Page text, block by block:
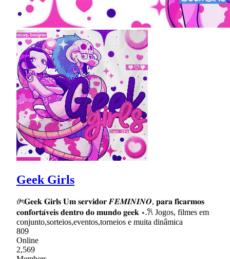
Geek Girls
𝜗ৎ𝐆𝐞𝐞𝐤 𝐆𝐢𝐫𝐥𝐬 𝐔𝐦 𝐬𝐞𝐫𝐯𝐢𝐝𝐨𝐫 𝑭𝑬𝑴𝑰𝑵𝑰𝑵𝑶, 𝐩𝐚𝐫𝐚 𝐟𝐢𝐜𝐚𝐫𝐦𝐨𝐬
𝐜𝐨𝐧𝐟𝐨𝐫𝐭𝐚́𝐯𝐞𝐢𝐬 𝐝𝐞𝐧𝐭𝐫𝐨 𝐝𝐨 𝐦𝐮𝐧𝐝𝐨 𝐠𝐞𝐞𝐤 ⋆.𐙚 Jogos, filmes em
conjunto,sorteios,eventos,torneios e muita dinâmica
809
Online
2,569